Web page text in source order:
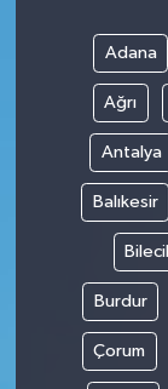
Adana
Ağrı
Antalya
Balıkesir
Burdur
Çorum